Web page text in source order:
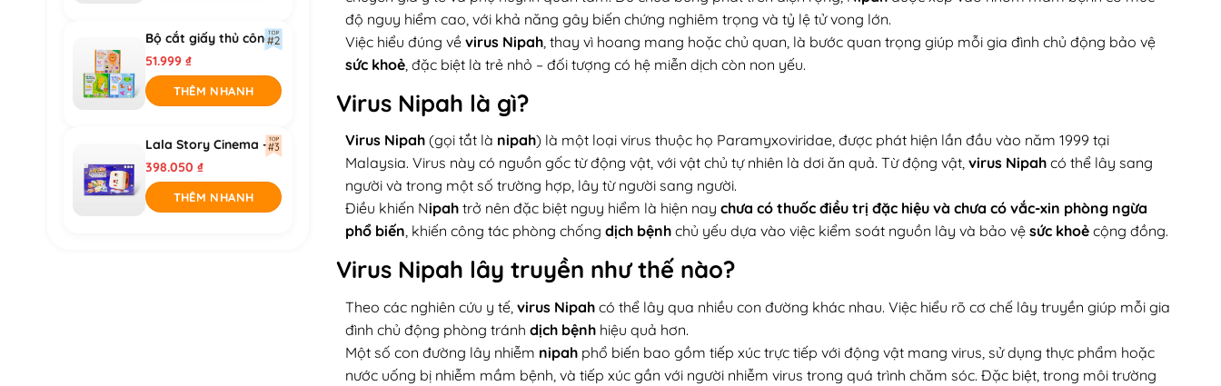
Bộ cắt giấy thủ công...
51.999 ₫
THÊM NHANH
Lala Story Cinema –
Máy...
398.050 ₫
THÊM NHANH
độ nguy hiểm cao, với khả năng gây biến chứng nghiêm trọng và tỷ lệ tử vong lớn.
Việc hiểu đúng về virus Nipah, thay vì hoang mang hoặc chủ quan, là bước quan trọng giúp mỗi gia đình chủ động bảo vệ
sức khoẻ, đặc biệt là trẻ nhỏ – đối tượng có hệ miễn dịch còn non yếu.
Virus Nipah là gì?
Virus Nipah(gọi tắt là nipah) là một loại virus thuộc họ Paramyxoviridae, được phát hiện lần đầu vào năm 1999 tại
Malaysia. Virus này có nguồn gốc từ động vật, với vật chủ tự nhiên là dơi ăn quả. Từ động vật, virus Nipahcó thể lây sang
người và trong một số trường hợp, lây từ người sang người.
Điều khiến Nipahtrở nên đặc biệt nguy hiểm là hiện nay chưa có thuốc điều trị đặc hiệu và chưa có vắc-xin phòng ngừa
phổ biến, khiến công tác phòng chống dịch bệnhchủ yếu dựa vào việc kiểm soát nguồn lây và bảo vệ sức khoẻcộng đồng.
Virus Nipah lây truyền như thế nào?
Theo các nghiên cứu y tế, virus Nipahcó thể lây qua nhiều con đường khác nhau. Việc hiểu rõ cơ chế lây truyền giúp mỗi gia
đình chủ động phòng tránh dịch bệnhhiệu quả hơn.
Một số con đường lây nhiễm nipahphổ biến bao gồm tiếp xúc trực tiếp với động vật mang virus, sử dụng thực phẩm hoặc
nước uống bị nhiễm mầm bệnh, và tiếp xúc gần với người nhiễm virus trong quá trình chăm sóc. Đặc biệt, trong môi trường